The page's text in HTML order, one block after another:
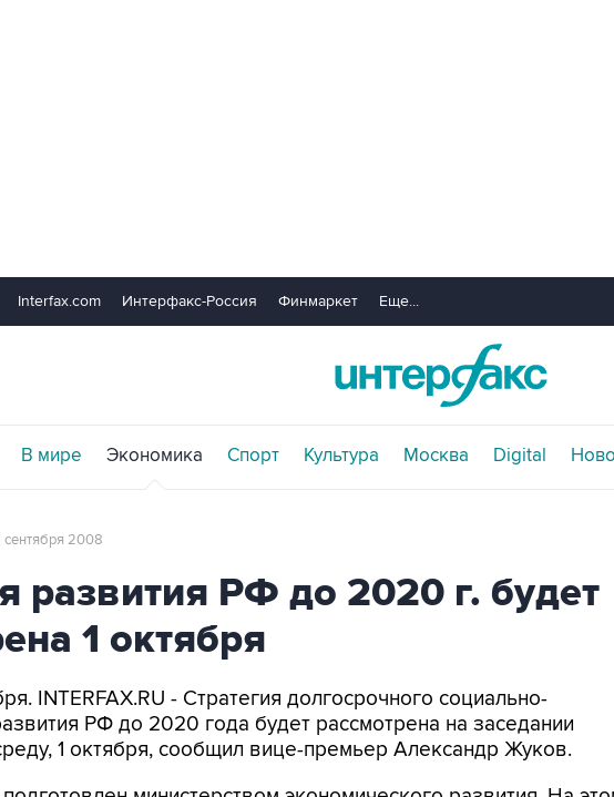
Interfax.com Интерфакс-Россия Финмаркет Еще...
В мире Экономика Спорт Культура Москва Digital
сентября 2008
развития РФ до 2020 г. будет
1 октября
INTERFAX.RU - Стратегия долгосрочного социально-
РФ до 2020 года будет рассмотрена на заседании
1 октября, сообщил вице-премьер Александр Жуков.